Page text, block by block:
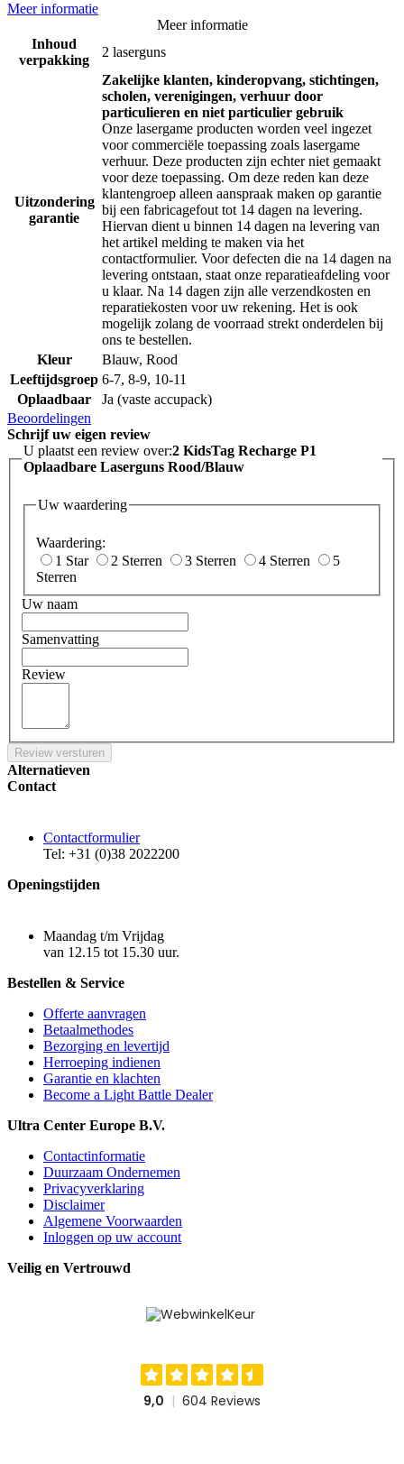
Meer informatie
Meer informatie
Inhoud
verpakking
2 laserguns
Uitzondering
garantie
Zakelijke klanten, kinderopvang, stichtingen,
scholen, verenigingen, verhuur door
particulieren en niet particulier gebruik
Onze lasergame producten worden veel ingezet
voor commerciële toepassing zoals lasergame
verhuur. Deze producten zijn echter niet gemaakt
voor deze toepassing. Om deze reden kan deze
klantengroep alleen aanspraak maken op garantie
bij een fabricagefout tot 14 dagen na levering.
Hiervan dient u binnen 14 dagen na levering van
het artikel melding te maken via het
contactformulier. Voor defecten die na 14 dagen na
levering ontstaan, staat onze reparatieafdeling voor
u klaar. Na 14 dagen zijn alle verzendkosten en
reparatiekosten voor uw rekening. Het is ook
mogelijk zolang de voorraad strekt onderdelen bij
ons te bestellen.
Kleur
Blauw, Rood
Leeftijdsgroep 6-7, 8-9, 10-11
Oplaadbaar
Ja (vaste accupack)
Beoordelingen
Schrijf uw eigen review
U plaatst een review over:2 KidsTag Recharge P1
Oplaadbare Laserguns Rood/Blauw
Uw waardering
Waardering:
1 Star
2 Sterren 3 Sterren 4 Sterren
5
Sterren
Uw naam
Samenvatting
Review
Review versturen
Alternatieven
Contact
Contactformulier
Tel: +31 (0)38 2022200
Openingstijden
Maandag t/m Vrijdag
van 12.15 tot 15.30 uur.
Bestellen & Service
Offerte aanvragen
Betaalmethodes
Bezorging en levertijd
Herroeping indienen
Garantie en klachten
Become a Light Battle Dealer
Ultra Center Europe B.V.
Contactinformatie
Duurzaam Ondernemen
Privacyverklaring
Disclaimer
Algemene Voorwaarden
Inloggen op uw account
Veilig en Vertrouwd